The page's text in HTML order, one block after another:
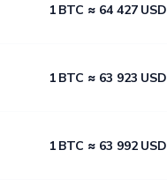
1 BTC ≈ 64 427 USD
1 BTC ≈ 63 923 USD
1 BTC ≈ 63 992 USD